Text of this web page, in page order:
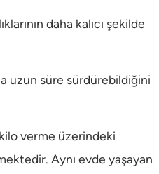
daha kalıcı şekilde
uzun süre sürdürebildiğini
kilo verme üzerindeki
Aynı evde yaşayan